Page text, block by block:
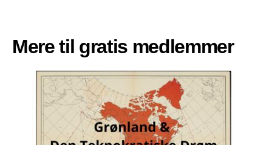
Mere til gratis medlemmer